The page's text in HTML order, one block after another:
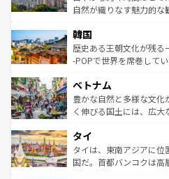
ク、伝統的なフラダンス
ワイを、存分に味わってほしい。 なお、新
はコンテンツ一覧を参照
ど、見どころがたくさん
いる。アクティビティも
ビング、ハイキングなど
い。オーストラリアの多
参照してほしい。
自然が織りなす魅力的な
ン）、静ひつな山岳地帯
と山間の静けさが共存し
驚きをもたらしてくれる
容にもいいと評判のスイ
が味わえる。 な
照してほしい。
韓国
歴史ある王朝文化が残る
-POPで世界を席巻して
き、地方に足を延ばせば
できる。そして、キムチ
まで、さまざまな韓国料
リティに包まれながら、
わって
覧を参照してほしい。
ベトナム
豊かな自然と多様な文
く伸びる国土には、広大
急速な発展と共に伝統が
ーチミン市のフランス統
醸し出している。また、
タイ
タイは、東南アジアに位
国だ。首都バンコクは高